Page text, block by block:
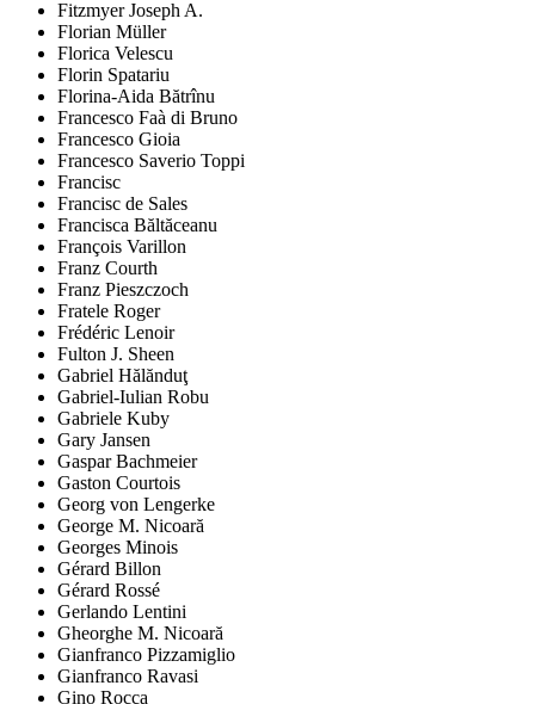
Fitzmyer Joseph A.
Florian Müller
Florica Velescu
Florin Spatariu
Florina-Aida Bătrînu
Francesco Faà di Bruno
Francesco Gioia
Francesco Saverio Toppi
Francisc
Francisc de Sales
Francisca Băltăceanu
François Varillon
Franz Courth
Franz Pieszczoch
Fratele Roger
Frédéric Lenoir
Fulton J. Sheen
Gabriel Hălănduţ
Gabriel-Iulian Robu
Gabriele Kuby
Gary Jansen
Gaspar Bachmeier
Gaston Courtois
Georg von Lengerke
George M. Nicoară
Georges Minois
Gérard Billon
Gérard Rossé
Gerlando Lentini
Gheorghe M. Nicoară
Gianfranco Pizzamiglio
Gianfranco Ravasi
Gino Rocca